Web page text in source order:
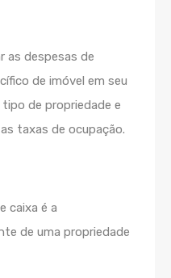
as despesas de
de imóvel em seu
de propriedade e
taxas de ocupação.
caixa é a
de uma propriedade